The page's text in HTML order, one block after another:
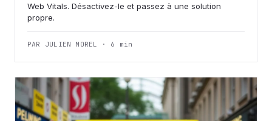
Web Vitals. Désactivez-le et passez à une solution
propre.
PAR JULIEN MOREL · 6 min